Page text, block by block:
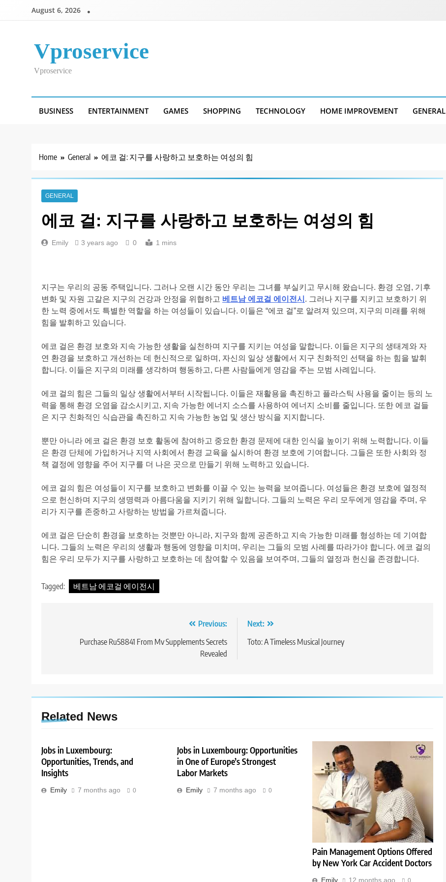
August 6, 2026
Vproservice
Vproservice
BUSINESS ENTERTAINMENT GAMES SHOPPING TECHNOLOGY HOME IMPROVEMENT GENERAL
Home General 에코 걸: 지구를 사랑하고 보호하는 여성의 힘
GENERAL
에코 걸: 지구를 사랑하고 보호하는 여성의 힘
Emily 3 years ago 0 1 mins
지구는 우리의 공동 주택입니다. 그러나 오랜 시간 동안 우리는 그녀를 부실키고 무시해 왔습니다. 환경 오염, 기후
변화 및 자원 고갈은 지구의 건강과 안정을 위협하고 베트남 에코걸 에이전시 . 그러나 지구를 지키고 보호하기 위
한 노력 중에서도 특별한 역할을 하는 여성들이 있습니다. 이들은 “에코 걸”로 알려져 있으며, 지구의 미래를 위해
힘을 발휘하고 있습니다.
에코 걸은 환경 보호와 지속 가능한 생활을 실천하며 지구를 지키는 여성을 말합니다. 이들은 지구의 생태계와 자
연 환경을 보호하고 개선하는 데 헌신적으로 일하며, 자신의 일상 생활에서 지구 친화적인 선택을 하는 힘을 발휘
합니다. 이들은 지구의 미래를 생각하며 행동하고, 다른 사람들에게 영감을 주는 모범 사례입니다.
에코 걸의 힘은 그들의 일상 생활에서부터 시작됩니다. 이들은 재활용을 촉진하고 플라스틱 사용을 줄이는 등의 노
력을 통해 환경 오염을 감소시키고, 지속 가능한 에너지 소스를 사용하여 에너지 소비를 줄입니다. 또한 에코 걸들
은 지구 친화적인 식습관을 촉진하고 지속 가능한 농업 및 생산 방식을 지지합니다.
뿐만 아니라 에코 걸은 환경 보호 활동에 참여하고 중요한 환경 문제에 대한 인식을 높이기 위해 노력합니다. 이들
은 환경 단체에 가입하거나 지역 사회에서 환경 교육을 실시하여 환경 보호에 기여합니다. 그들은 또한 사회와 정
책 결정에 영향을 주어 지구를 더 나은 곳으로 만들기 위해 노력하고 있습니다.
에코 걸의 힘은 여성들이 지구를 보호하고 변화를 이끌 수 있는 능력을 보여줍니다. 여성들은 환경 보호에 열정적
으로 헌신하며 지구의 생명력과 아름다움을 지키기 위해 일합니다. 그들의 노력은 우리 모두에게 영감을 주며, 우
리가 지구를 존중하고 사랑하는 방법을 가르쳐줍니다.
에코 걸은 단순히 환경을 보호하는 것뿐만 아니라, 지구와 함께 공존하고 지속 가능한 미래를 형성하는 데 기여합
니다. 그들의 노력은 우리의 생활과 행동에 영향을 미치며, 우리는 그들의 모범 사례를 따라가야 합니다. 에코 걸의
힘은 우리 모두가 지구를 사랑하고 보호하는 데 참여할 수 있음을 보여주며, 그들의 열정과 헌신을 존경합니다.
Tagged: 베트남 에코걸 에이전시
navigation
Previous:
Purchase Ru58841 From Mv Supplements Secrets
Revealed
Next:
Toto: A Timeless Musical Journey
Related News
Jobs in Luxembourg:
Opportunities, Trends, and
Insights
Emily 7 months ago 0
Jobs in Luxembourg: Opportunities
in One of Europe’s Strongest
Labor Markets
Emily 7 months ago 0
Pain Management Options Offered
by New York Car Accident Doctors
Emily 12 months ago